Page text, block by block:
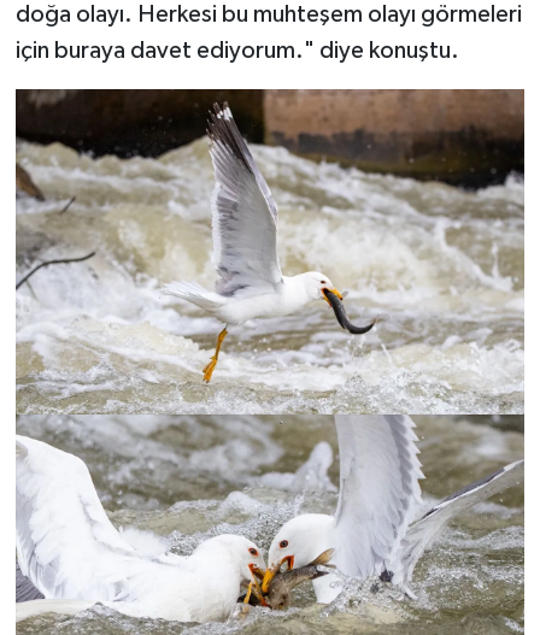
doğa olayı. Herkesi bu muhteşem olayı görmeleri
için buraya davet ediyorum." diye konuştu.